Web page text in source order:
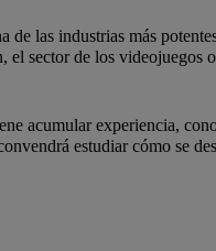
las industrias más
el sector de los videojuegos
acumular experiencia,
estudiar cómo se